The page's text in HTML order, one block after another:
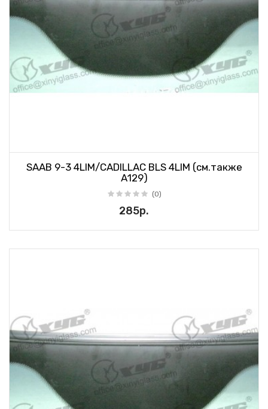
SAAB 9-3 4LIM/CADILLAC BLS 4LIM (см.также
А129)
(0)
285р.